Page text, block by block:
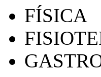
FÍSICA